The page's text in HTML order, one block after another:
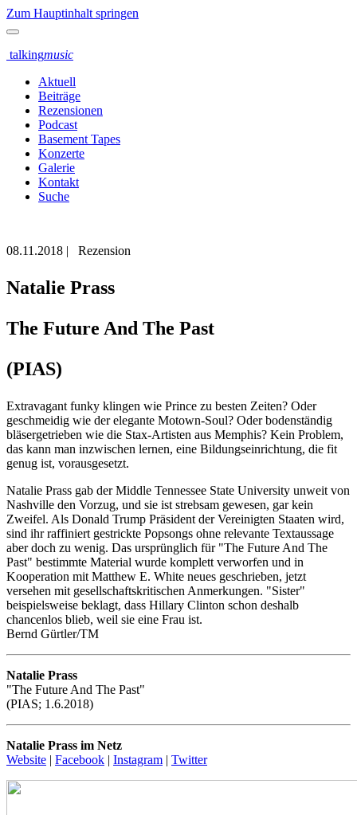
Zum Hauptinhalt springen
talkingmusic
Aktuell
Beiträge
Rezensionen
Podcast
Basement Tapes
Konzerte
Galerie
Kontakt
Suche
08.11.2018 | Rezension
Natalie Prass
The Future And The Past
(PIAS)
Extravagant funky klingen wie Prince zu besten Zeiten? Oder
geschmeidig wie der elegante Motown-Soul? Oder bodenständig
bläsergetrieben wie die Stax-Artisten aus Memphis? Kein Problem,
das kann man inzwischen lernen, eine Bildungseinrichtung, die fit
genug ist, vorausgesetzt.
Natalie Prass gab der Middle Tennessee State University unweit von
Nashville den Vorzug, und sie ist strebsam gewesen, gar kein
Zweifel. Als Donald Trump Präsident der Vereinigten Staaten wird,
sind ihr raffiniert gestrickte Popsongs ohne relevante Textaussage
aber doch zu wenig. Das ursprünglich für "The Future And The
Past" bestimmte Material wurde komplett verworfen und in
Kooperation mit Matthew E. White neues geschrieben, jetzt
versehen mit gesellschaftskritischen Anmerkungen. "Sister"
beispielsweise beklagt, dass Hillary Clinton schon deshalb
chancenlos blieb, weil sie eine Frau ist.
Bernd Gürtler/TM
Natalie Prass
"The Future And The Past"
(PIAS; 1.6.2018)
Natalie Prass im Netz
Website | Facebook | Instagram | Twitter